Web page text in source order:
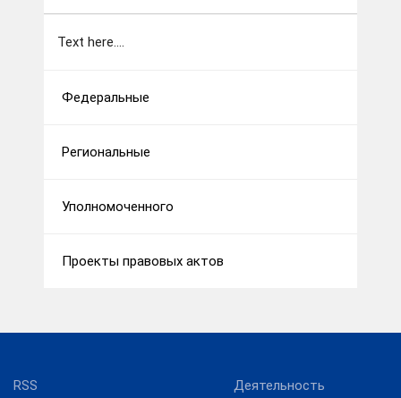
Text here....
Федеральные
Региональные
Уполномоченного
Проекты правовых актов
RSS
Деятельность